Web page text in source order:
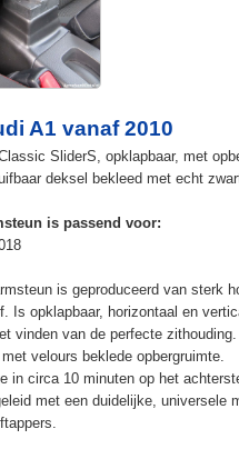
A1 vanaf 2010
SliderS, opklapbaar, met
deksel bekleed met echt
is passend voor:
is geproduceerd van sterk
Is opklapbaar, horizontaal en
vinden van de perfecte
velours beklede opbergruimte.
in circa 10 minuten op het
met een duidelijke, universele